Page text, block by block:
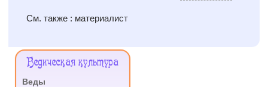
См. также : материалист
Меню Ведическая культура
Веды